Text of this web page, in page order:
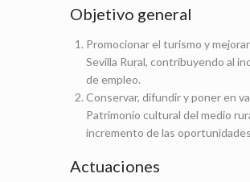
Objetivo general
Promocionar el turismo y
Sevilla Rural, contribuyendo al
de empleo.
Conservar, difundir y poner en
Patrimonio cultural del medio
incremento de las
Actuaciones